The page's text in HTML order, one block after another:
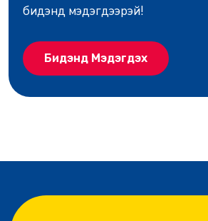
бидэнд мэдэгдээрэй!
Бидэнд Мэдэгдэх